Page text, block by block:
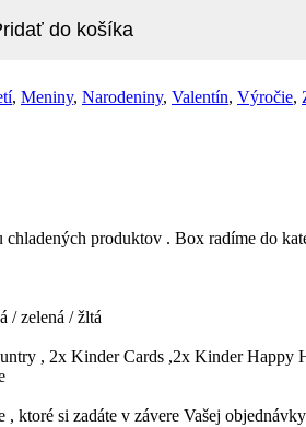
do košíka
, Meniny, Narodeniny, Valentín, Výročie,
produktov . Box radíme do
/ zelená / žltá
, 2x Kinder Cards ,2x Kinder
ktoré si zadáte v závere Vašej